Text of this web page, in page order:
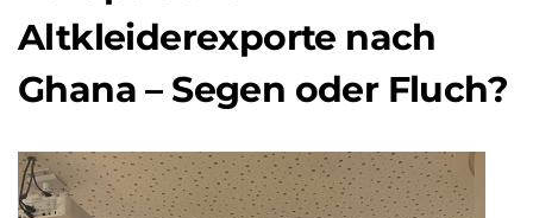
Altkleiderexporte nach
Ghana – Segen oder Fluch?